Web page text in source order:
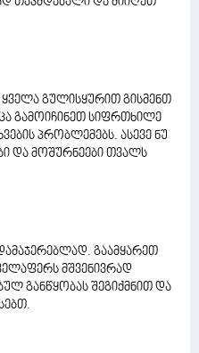
გულისყურით გისმენთ
გამოიჩინეთ სიფრთხილე
პრობლემებს. ასევე ნუ
და მოშურნეები თვალს
გაამყარეთ
მშვენივრად
განწყობას შეგიქმნით და